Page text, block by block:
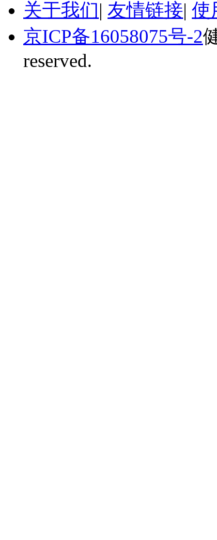
关于我们| 友情链接| 使
京ICP备16058075号-2
reserved.